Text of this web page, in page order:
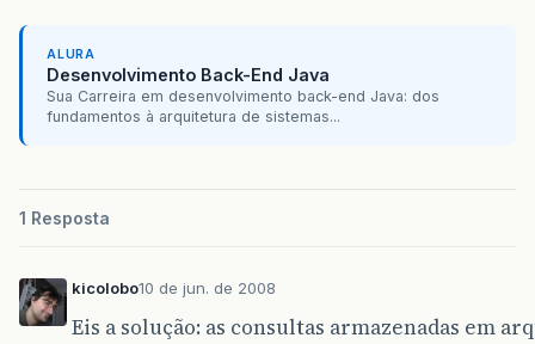
ALURA
Desenvolvimento Back-End Java
Sua Carreira em desenvolvimento back-end Java: dos
fundamentos à arquitetura de sistemas...
1 Resposta
kicolobo10 de jun. de 2008
Eis a solução: as consultas armazenadas em